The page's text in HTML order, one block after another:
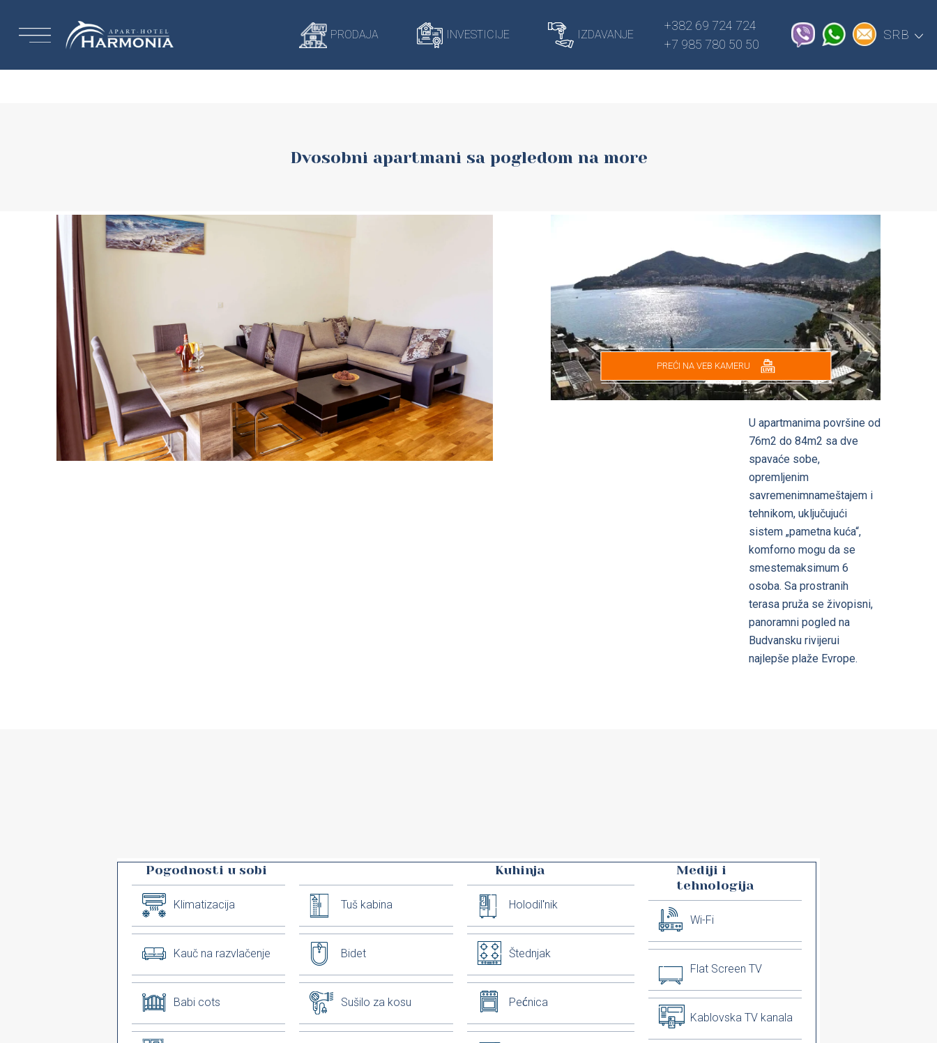
PRODAJA INVESTICIJE IZDAVANJE
+382 69 724 724
+7 985 780 50 50
SRB
Warning: Trying to access array offset on null in /home/u757835421/domains/harmonia-budva.com/public_html/wp-content/plugins/Cityobject/includes/admin.phpon line2050
Dvosobni apartmani sa pogledom na more
PREĆI NA VEB KAMERU
U apartmanima površine od
76m2 do 84m2 sa dve
spavaće sobe,
opremljenim
savremenimnameštajem i
tehnikom, uključujući
sistem „pametna kuća“,
komforno mogu da se
smestemaksimum 6
osoba. Sa prostranih
terasa pruža se živopisni,
panoramni pogled na
Budvansku rivijerui
najlepše plaže Evrope.
Pogodnosti u sobi
Klimatizacija
Kauč na razvlačenje
Babi cots
Tuš kabina
Bidet
Sušilo za kosu
Kuhinja
Holodilʹnik
Štednjak
Pećnica
Mediji i
tehnologija
Wi-Fi
Flat Screen TV
Kablovska TV kanala